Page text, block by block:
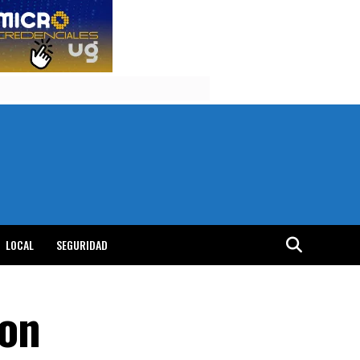
LOCAL SEGURIDAD